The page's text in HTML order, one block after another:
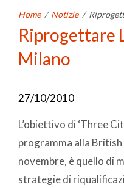
Home / Notizie /
Riprogettare
Milano
27/10/2010
L’obiettivo di ‘Three
programma alla British
novembre, è quello di
strategie di